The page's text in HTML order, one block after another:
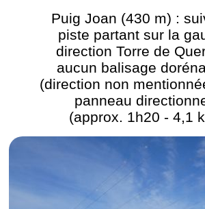
Puig Joan (430 m) :
piste partant sur la
direction Torre de
aucun balisage
(direction non
panneau
(approx. 1h20 - 4,1